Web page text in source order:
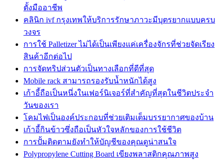
ตั้งมืออาชีพ
คลินิก ivf กรุงเทพให้บริการรักษาภาวะมีบุตรยากแบบครบ
วงจร
การใช้ Palletizer ไม่ได้เป็นเพียงแค่เครื่องจักรที่ช่วยจัดเรียง
สินค้าอีกต่อไป
การจัดทริปส่วนตัวเป็นทางเลือกที่ดีที่สุด
Mobile rack สามารถรองรับน้ำหนักได้สูง
เก้าอี้ถือเป็นหนึ่งในเฟอร์นิเจอร์ที่สำคัญที่สุดในชีวิตประจำ
วันของเรา
โคมไฟเป็นองค์ประกอบที่ช่วยเติมเต็มบรรยากาศของบ้าน
เก้าอี้กินข้าวซึ่งถือเป็นหัวใจหลักของการใช้ชีวิต
การปั้มติดตามยังทำให้บัญชีของคุณดูน่าสนใจ
Polypropylene Cutting Board เขียงพลาสติกคุณภาพสูง